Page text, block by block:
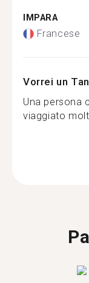
IMPARA
Francese
Vorrei un
Una persona
viaggiato